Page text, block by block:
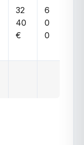
32
40
€
6
0
0